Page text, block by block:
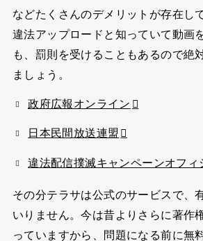
などたくさんのデメリットが存在し
違法アップロードと知っていて動画
も、罰則を受けることもあるので絶
ましょう。
政府広報オンライン
日本民間放送連盟
違法配信撲滅キャンペーンオフィ
その分テラサは公式のサービスで、
いりません。今は昔よりさらに著作
っていますから、問題になる前に無